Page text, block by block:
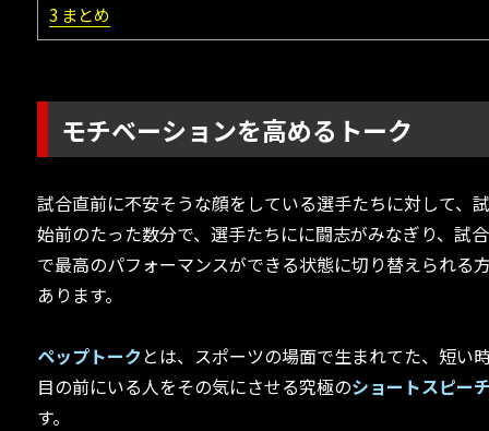
3 まとめ
モチベーションを高めるトーク
試合直前に不安そうな顔をしている選手たちに対して、
始前のたった数分で、選手たちにに闘志がみなぎり、試
で最高のパフォーマンスができる状態に切り替えられる
あります。
ペップトークとは、スポーツの場面で生まれてた、短い
目の前にいる人をその気にさせる究極のショートスピー
す。